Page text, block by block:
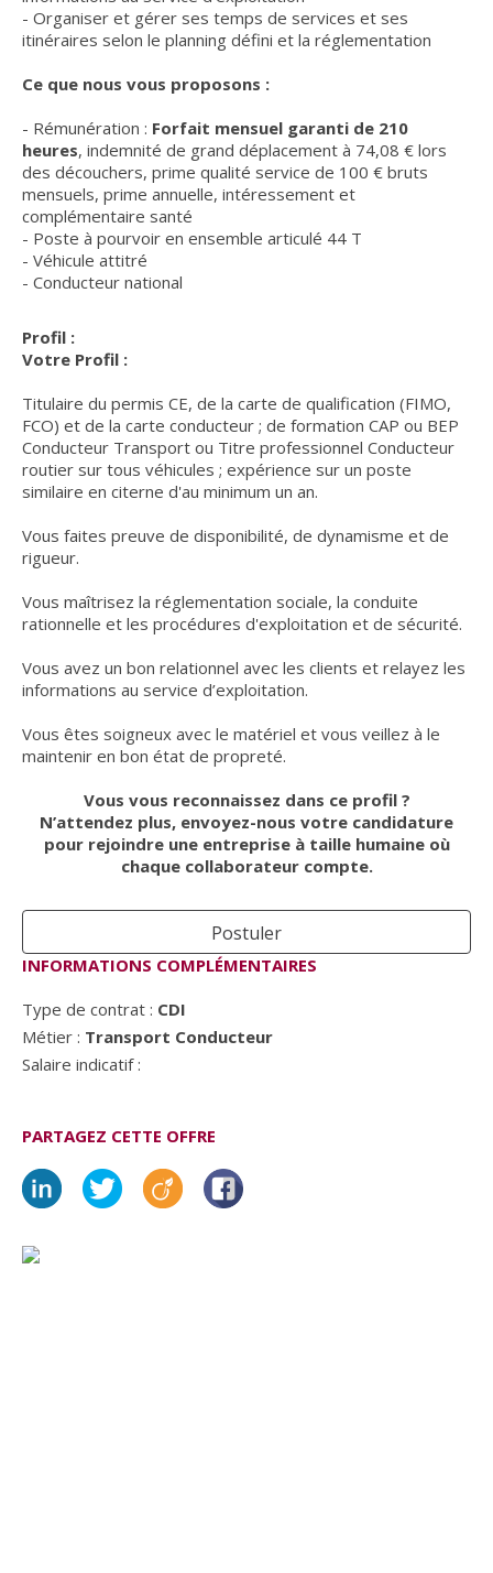
- Organiser et gérer ses temps de services et ses
itinéraires selon le planning défini et la réglementation
Ce que nous vous proposons :
- Rémunération : Forfait mensuel garanti de 210
heures, indemnité de grand déplacement à 74,08 € lors
des découchers, prime qualité service de 100 € bruts
mensuels, prime annuelle, intéressement et
complémentaire santé
- Poste à pourvoir en ensemble articulé 44 T
- Véhicule attitré
- Conducteur national
Profil :
Votre Profil :
Titulaire du permis CE, de la carte de qualification (FIMO,
FCO) et de la carte conducteur ; de formation CAP ou BEP
Conducteur Transport ou Titre professionnel Conducteur
routier sur tous véhicules ; expérience sur un poste
similaire en citerne d'au minimum un an.
Vous faites preuve de disponibilité, de dynamisme et de
rigueur.
Vous maîtrisez la réglementation sociale, la conduite
rationnelle et les procédures d'exploitation et de sécurité.
Vous avez un bon relationnel avec les clients et relayez les
informations au service d’exploitation.
Vous êtes soigneux avec le matériel et vous veillez à le
maintenir en bon état de propreté.
Vous vous reconnaissez dans ce profil ?
N’attendez plus, envoyez-nous votre candidature
pour rejoindre une entreprise à taille humaine où
chaque collaborateur compte.
Postuler
INFORMATIONS COMPLÉMENTAIRES
Type de contrat : CDI
Métier : Transport Conducteur
Salaire indicatif :
PARTAGEZ CETTE OFFRE